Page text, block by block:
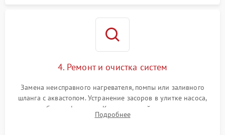
4. Ремонт и очистка систем
Замена неисправного нагревателя, помпы или заливного
шланга с аквастопом. Устранение засоров в улитке насоса,
патрубках и фильтрах. Компонентный ремонт платы
управления, восстановление поврежденной проводки.
Подробнее